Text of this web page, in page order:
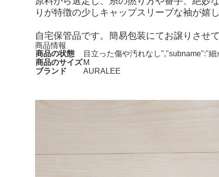
りが特徴の少しキャップスリーブな袖が嬉
自宅保管品です。簡易包装にてお譲りさせて
商品情報
商品の状態
目立った傷や汚れなし","subname":"
商品のサイズ M
ブランド
AURALEE